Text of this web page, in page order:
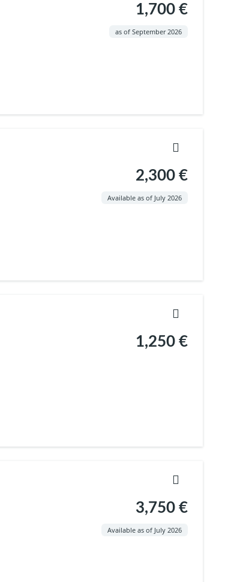
1,700 €
as of September 2026
2,300 €
Available as of July 2026
1,250 €
3,750 €
Available as of July 2026